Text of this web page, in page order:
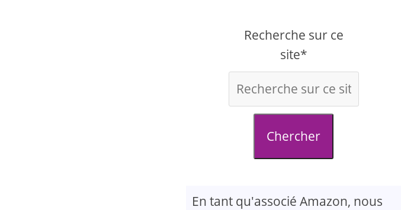
Recherche sur ce
site*
Chercher
En tant qu'associé Amazon, nous